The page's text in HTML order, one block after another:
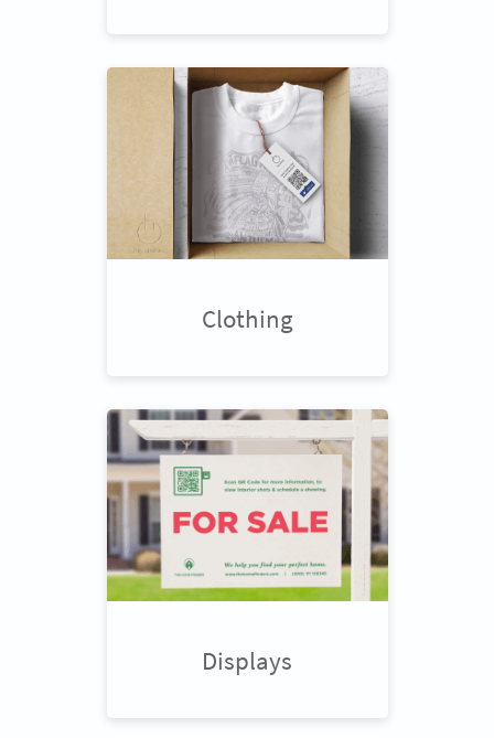
Clothing
Displays